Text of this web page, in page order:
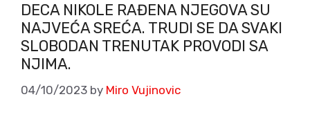
DECA NIKOLE RAĐENA NJEGOVA SU
NAJVEĆA SREĆA. TRUDI SE DA SVAKI
SLOBODAN TRENUTAK PROVODI SA
NJIMA.
04/10/2023 by Miro Vujinovic